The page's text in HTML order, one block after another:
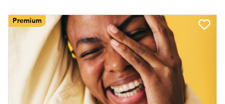
Premium